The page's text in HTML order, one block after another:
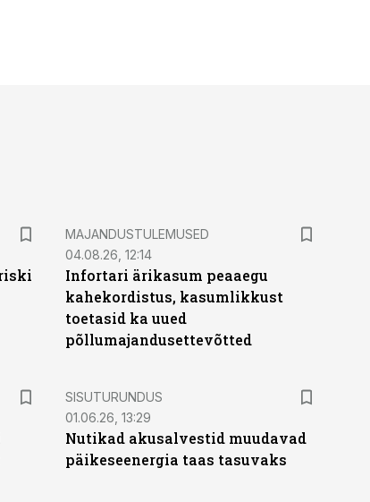
MAJANDUSTULEMUSED
04.08.26, 12:14
Infortari ärikasum peaaegu
kahekordistus, kasumlikkust
toetasid ka uued
põllumajandusettevõtted
ST
SISUTURUNDUS
01.06.26, 13:29
Nutikad akusalvestid muudavad
päikeseenergia taas tasuvaks